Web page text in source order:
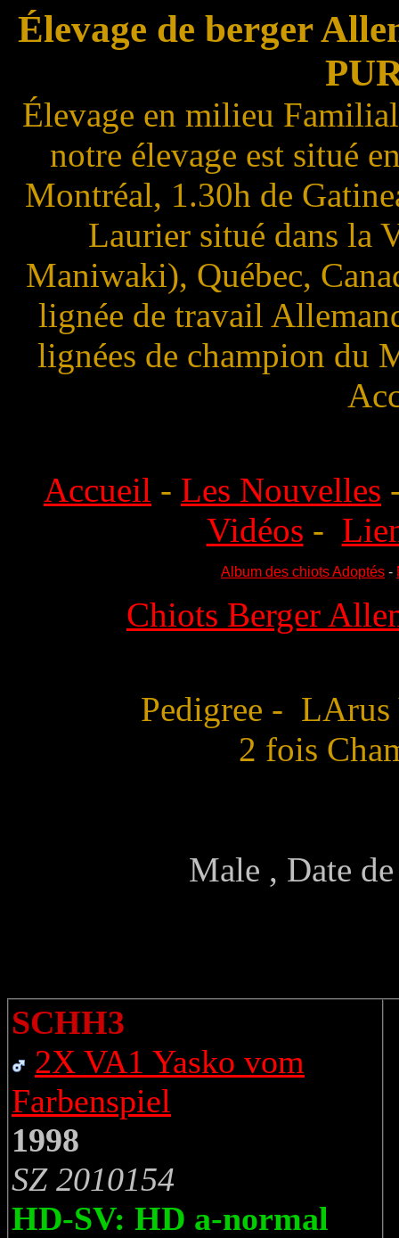
Élevage de berger
Élevage en milieu
notre élevage est situé
Montréal, 1.30h de
Laurier situé dans la
Maniwaki), Québec,
lignée de travail
lignées de champion du
Accueil - Les Nouvelles
Vidéos -
Album des chiots Adoptés -
Chiots Berger
Pedigree -
2 fois
Male , Date
SCHH3
2X VA1 Yasko vom
Farbenspiel
1998
SZ 2010154
HD-SV: HD a-normal